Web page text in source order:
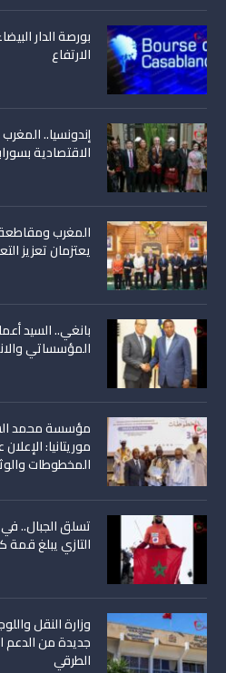
بورصة الدار
الارتفاع
إندونسيا..
الاقتصادية
المغرب ومقاطعة
يعتزمان تعزيز
بانغي.. السيد
المؤسساتي
مؤسسة محمد
موريتانيا:
المخطوطات
التازي يبلغ قمة
وزارة النقل
جديدة من الدعم
الطرقي